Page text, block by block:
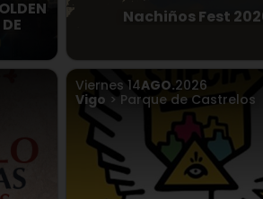
Nachiños Fest
Viernes 14AGO.2026
Vigo > Parque de Castrelos